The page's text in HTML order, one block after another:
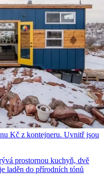
Kč z kontejneru. Uvnitř jsou
prostornou kuchyň, dvě
laděn do přírodních tónů